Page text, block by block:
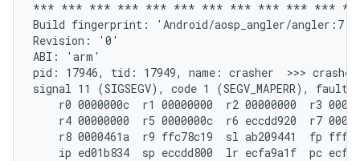
*** *** *** *** *** *** *** *** *** *** ***
Build fingerprint: 'Android/aosp_angler/
Revision: '0'
ABI: 'arm'
pid: 17946, tid: 17949, name: crasher  >>> crasher
signal 11 (SIGSEGV), code 1 (SEGV_MAPERR), fault
r0 0000000c  r1 00000000  r2 00000000  r3
r4 00000000  r5 0000000c  r6 eccdd920  r7
r8 0000461a  r9 ffc78c19  sl ab209441  fp
ip ed01b834  sp eccdd800  lr ecfa9a1f  pc